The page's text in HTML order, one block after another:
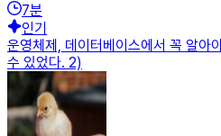
7분
인기
운영체제, 데이터베이스에서 꼭 알아
수 있었다. 2)